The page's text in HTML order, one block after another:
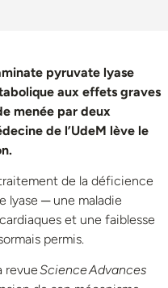
pyruvate lyase
aux effets graves
menée par deux
de l’UdeM lève le
de la déficience
lyase ─ une maladie
et une faiblesse
permis.
revueScience Advances